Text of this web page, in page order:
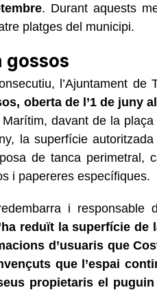
. Durant aquests
platges del municipi.
gossos
l’Ajuntament de
oberta de l’1 de juny
davant de la
la superfície
de tanca perimetral,
i papereres específiques.
i responsable
reduït la superfície de
d’usuaris que
que l’espai
propietaris el